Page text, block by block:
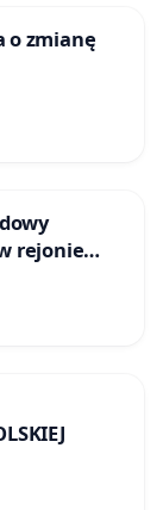
o zmianę
rejonie